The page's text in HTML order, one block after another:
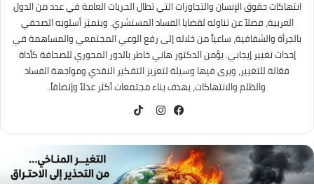
انتهاكات حقوق الإنسان والتجاوزات التي تطال الحريات العامة في عدد من الدول
العربية، فضلاً عن تناوله لقضايا الفساد المستشري. ويتميّز أسلوبه الصحفي
بالجرأة والشفافية، ساعياً من خلاله إلى رفع الوعي المجتمعي والمساهمة في
إحداث تغيير إيجابي. يؤمن الدكتور هاني خاطر بالدور المحوري للصحافة كأداة
فعّالة للتغيير، ويرى فيها وسيلة لتعزيز التفكير النقدي ومواجهة الفساد
والظلم والانتهاكات، بهدف بناء مجتمعات أكثر عدلاً وإنصافاً.